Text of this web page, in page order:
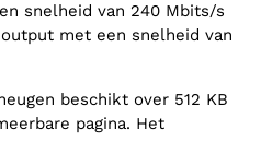
snelheid van 240 Mbits/s
met een snelheid van
beschikt over 512 KB
pagina. Het